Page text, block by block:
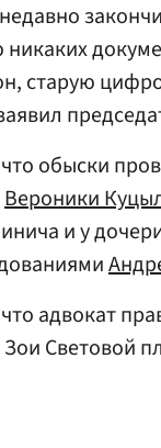
старую
обыски
Вероники
и у
адвокат
Световой